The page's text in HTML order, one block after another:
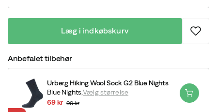
Læg i indkøbskurv
Anbefalet tilbehør
Urberg Hiking Wool Sock G2 Blue Nights
Blue Nights,Vælg størrelse
69 kr 99 kr